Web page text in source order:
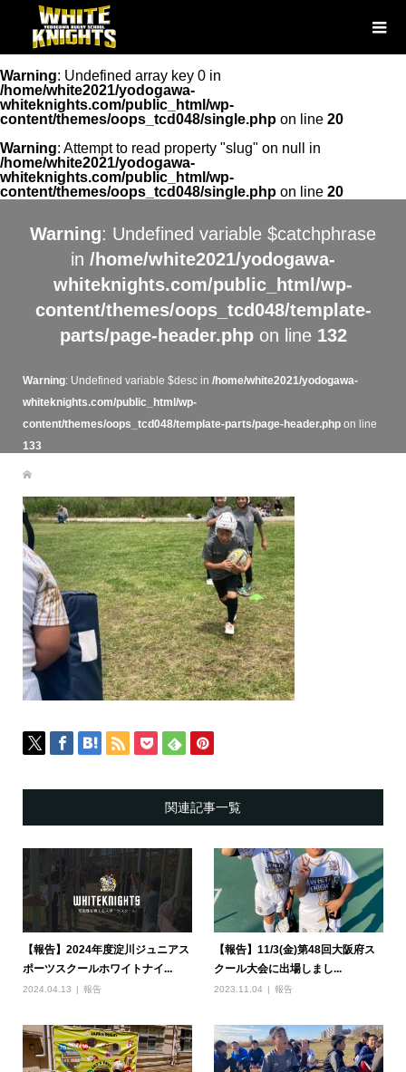
Warning: Undefined array key 0 in
/home/white2021/yodogawa-
whiteknights.com/public_html/wp-
content/themes/oops_tcd048/single.php on line 20
Warning: Attempt to read property "slug" on null in
/home/white2021/yodogawa-
whiteknights.com/public_html/wp-
content/themes/oops_tcd048/single.php on line 20
Warning: Undefined variable $catchphrase
in /home/white2021/yodogawa-
whiteknights.com/public_html/wp-
content/themes/oops_tcd048/template-
parts/page-header.phpon line 132
Warning: Undefined variable $desc in /home/white2021/yodogawa-
whiteknights.com/public_html/wp-
content/themes/oops_tcd048/template-parts/page-header.phpon line
133
関連記事一覧
【報告】2024年度淀川ジュニアス
ポーツスクールホワイトナイ...
2024.04.13 報告
【報告】11/3(金)第48回大阪府ス
クール大会に出場しまし...
2023.11.04 報告